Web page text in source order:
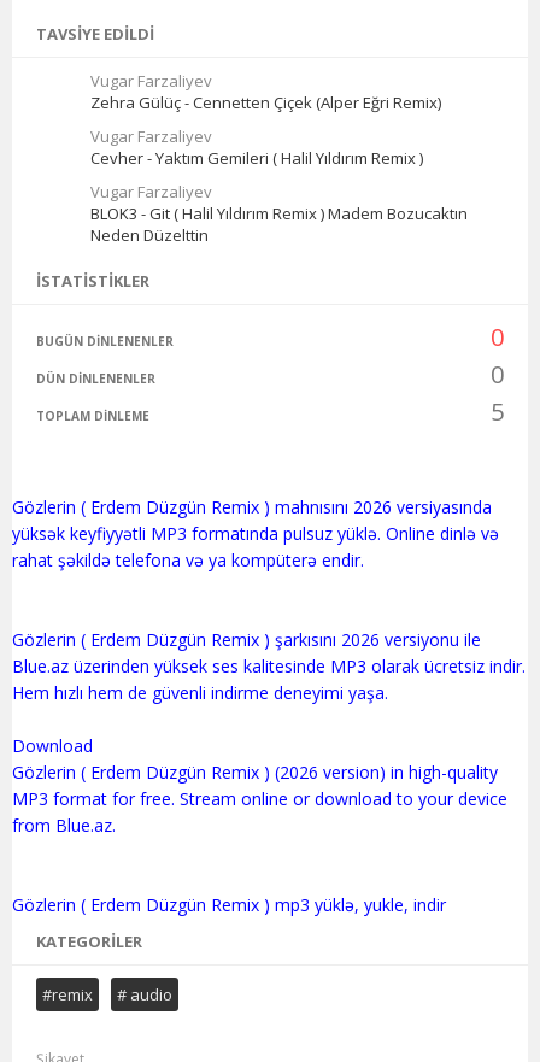
TAVSIYE EDILDI
Vugar Farzaliyev
Zehra Gülüç - Cennetten Çiçek (Alper Eğri Remix)
Vugar Farzaliyev
Cevher - Yaktım Gemileri ( Halil Yıldırım Remix )
Vugar Farzaliyev
BLOK3 - Git ( Halil Yıldırım Remix ) Madem Bozucaktın
Neden Düzelttin
İSTATISTIKLER
BUGÜN DINLENENLER 0
DÜN DINLENENLER 0
TOPLAM DINLEME 5
Gözlerin ( Erdem Düzgün Remix ) mahnısını 2026 versiyasında
yüksək keyfiyyətli MP3 formatında pulsuz yüklə. Online dinlə və
rahat şəkildə telefona və ya kompüterə endir.
Gözlerin ( Erdem Düzgün Remix ) şarkısını 2026 versiyonu ile
Blue.az üzerinden yüksek ses kalitesinde MP3 olarak ücretsiz indir.
Hem hızlı hem de güvenli indirme deneyimi yaşa.
Download
Gözlerin ( Erdem Düzgün Remix ) (2026 version) in high-quality
MP3 format for free. Stream online or download to your device
from Blue.az.
KATEGORILER
#remix # audio